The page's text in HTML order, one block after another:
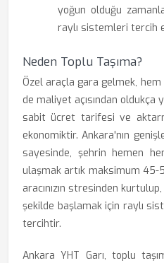
yoğun olduğu
raylı sistemleri tercih
Neden Toplu Taşıma?
Özel araçla gara gelmek,
de maliyet açısından oldukça
sabit ücret tarifesi ve
ekonomiktir. Ankara'nın
sayesinde, şehrin hemen
ulaşmak artık maksimum 45-
aracınızın stresinden
şekilde başlamak için raylı
tercihtir.
Ankara YHT Garı, toplu